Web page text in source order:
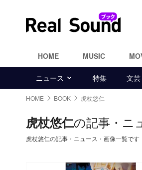
HOME MUSIC
ニュース 特集 文芸
HOME BOOK 虎杖悠仁
虎杖悠仁の記事・ニ
虎杖悠仁の記事・ニュース・画像一覧です